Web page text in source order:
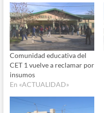
Comunidad educativa del
CET 1 vuelve a reclamar por
insumos
En «ACTUALIDAD»